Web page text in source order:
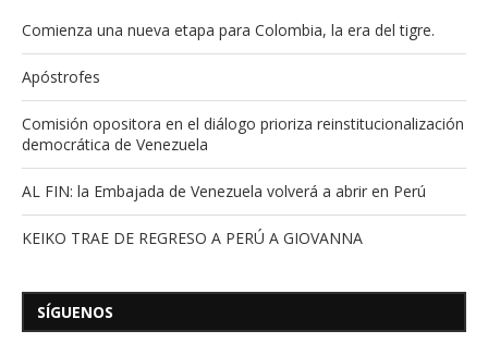
Comienza una nueva etapa para Colombia, la era del tigre.
Apóstrofes
Comisión opositora en el diálogo prioriza reinstitucionalización
democrática de Venezuela
AL FIN: la Embajada de Venezuela volverá a abrir en Perú
KEIKO TRAE DE REGRESO A PERÚ A GIOVANNA
SÍGUENOS